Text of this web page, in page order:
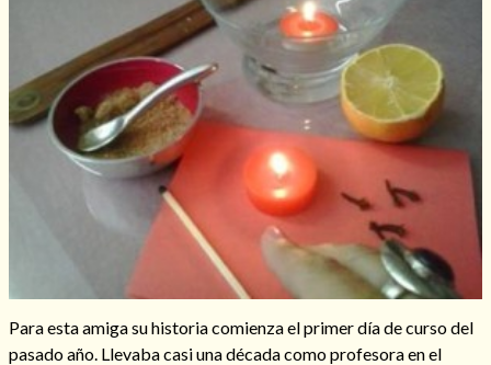
Hechizos de amor
Para esta amiga su historia comienza el primer día de curso del
pasado año. Llevaba casi una década como profesora en el